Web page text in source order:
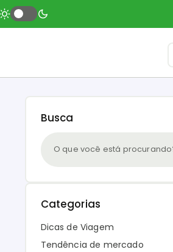
Busca
Categorias
Dicas de Viagem
Tendência de mercado